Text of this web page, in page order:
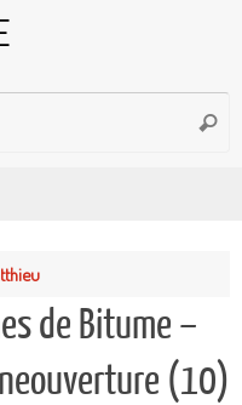
de Bitume –
(10)